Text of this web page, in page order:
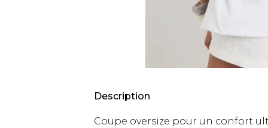
Description
Coupe oversize pour un confort